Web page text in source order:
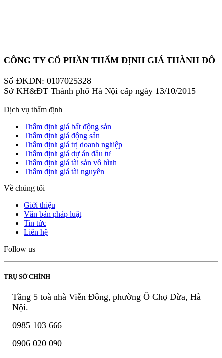
CÔNG TY CỔ PHẦN THẨM ĐỊNH GIÁ THÀNH ĐÔ
Số ĐKDN: 0107025328
Sở KH&ĐT Thành phố Hà Nội cấp ngày 13/10/2015
Dịch vụ thẩm định
Thẩm định giá bất động sản
Thẩm định giá động sản
Thẩm định giá trị doanh nghiệp
Thẩm định giá dự án đầu tư
Thẩm định giá tài sản vô hình
Thẩm định giá tài nguyên
Về chúng tôi
Giới thiệu
Văn bản pháp luật
Tin tức
Liên hệ
Follow us
TRỤ SỞ CHÍNH
Tầng 5 toà nhà Viễn Đông, phường Ô Chợ Dừa, Hà
Nội.
0985 103 666
0906 020 090